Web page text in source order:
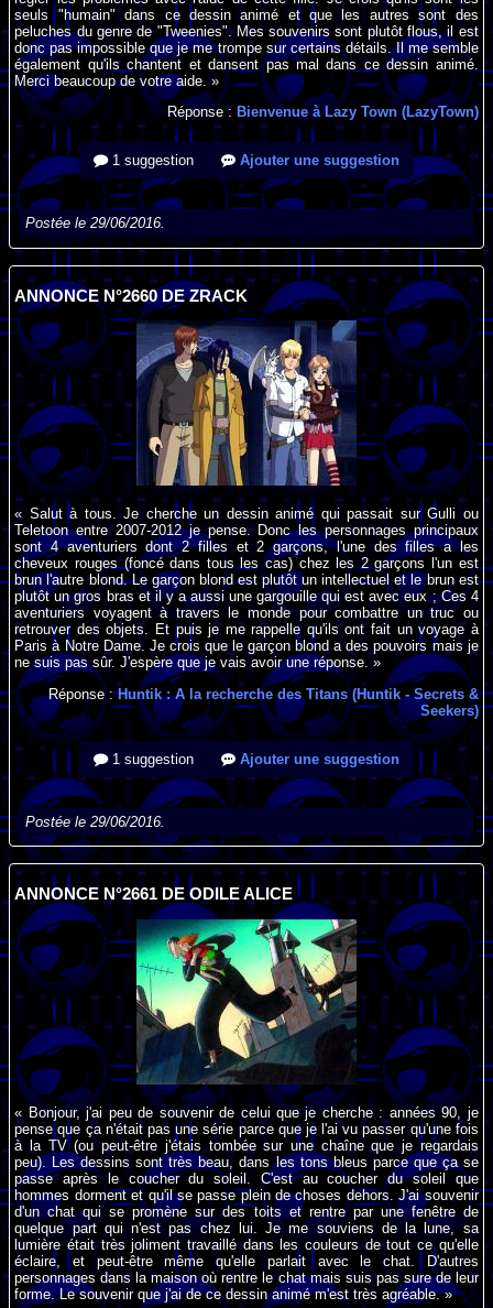
seuls "humain" dans ce dessin animé et que les autres sont des
peluches du genre de "Tweenies". Mes souvenirs sont plutôt flous, il est
donc pas impossible que je me trompe sur certains détails. Il me semble
également qu'ils chantent et dansent pas mal dans ce dessin animé.
Merci beaucoup de votre aide. »
Réponse : Bienvenue à Lazy Town (LazyTown)
1 suggestion Ajouter une suggestion
Postée le 29/06/2016.
ANNONCE N°2660 DE ZRACK
« Salut à tous. Je cherche un dessin animé qui passait sur Gulli ou
Teletoon entre 2007-2012 je pense. Donc les personnages principaux
sont 4 aventuriers dont 2 filles et 2 garçons, l'une des filles a les
cheveux rouges (foncé dans tous les cas) chez les 2 garçons l'un est
brun l'autre blond. Le garçon blond est plutôt un intellectuel et le brun est
plutôt un gros bras et il y a aussi une gargouille qui est avec eux ; Ces 4
aventuriers voyagent à travers le monde pour combattre un truc ou
retrouver des objets. Et puis je me rappelle qu'ils ont fait un voyage à
Paris à Notre Dame. Je crois que le garçon blond a des pouvoirs mais je
ne suis pas sûr. J'espère que je vais avoir une réponse. »
Réponse :Huntik : A la recherche des Titans (Huntik - Secrets &
Seekers)
1 suggestion Ajouter une suggestion
Postée le 29/06/2016.
ANNONCE N°2661 DE ODILE ALICE
« Bonjour, j'ai peu de souvenir de celui que je cherche : années 90, je
pense que ça n'était pas une série parce que je l'ai vu passer qu'une fois
à la TV (ou peut-être j'étais tombée sur une chaîne que je regardais
peu). Les dessins sont très beau, dans les tons bleus parce que ça se
passe après le coucher du soleil. C'est au coucher du soleil que
hommes dorment et qu'il se passe plein de choses dehors. J'ai souvenir
d'un chat qui se promène sur des toits et rentre par une fenêtre de
quelque part qui n'est pas chez lui. Je me souviens de la lune, sa
lumière était très joliment travaillé dans les couleurs de tout ce qu'elle
éclaire, et peut-être même qu'elle parlait avec le chat. D'autres
personnages dans la maison où rentre le chat mais suis pas sure de leur
forme. Le souvenir que j'ai de ce dessin animé m'est très agréable. »